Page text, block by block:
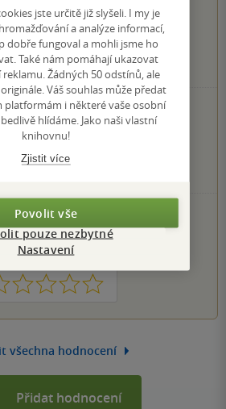
hodnocení čtenářů
0×
5 hvězdiček
1×
4 hvězdičky
3 hvězdičky
2 hvězdičky
PRODUKTU
0.0 z 5
2 3 4 5
všechna hodnocení
Přidat hodnocení
jste určitě již slyšeli. I my je
a analýze informací,
dobře fungoval a mohli jsme ho
Také nám pomáhají ukazovat
reklamu. Žádných 50 odstínů, ale
Váš souhlas může předat
platformám i některé vaše osobní
hlídáme. Jako naši vlastní
knihovnu!
Zjistit více
Povolit vše
pouze nezbytné
Nastavení